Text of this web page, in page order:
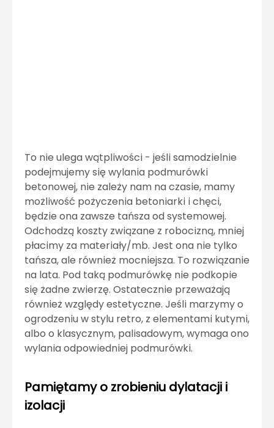
To nie ulega wątpliwości - jeśli samodzielnie
podejmujemy się wylania podmurówki
betonowej, nie zależy nam na czasie, mamy
możliwość pożyczenia betoniarki i chęci,
będzie ona zawsze tańsza od systemowej.
Odchodzą koszty związane z robocizną, mniej
płacimy za materiały/mb. Jest ona nie tylko
tańsza, ale również mocniejsza. To rozwiązanie
na lata. Pod taką podmurówkę nie podkopie
się żadne zwierzę. Ostatecznie przeważają
również względy estetyczne. Jeśli marzymy o
ogrodzeniu w stylu retro, z elementami kutymi,
albo o klasycznym, palisadowym, wymaga ono
wylania odpowiedniej podmurówki.
Pamiętamy o zrobieniu dylatacji i
izolacji